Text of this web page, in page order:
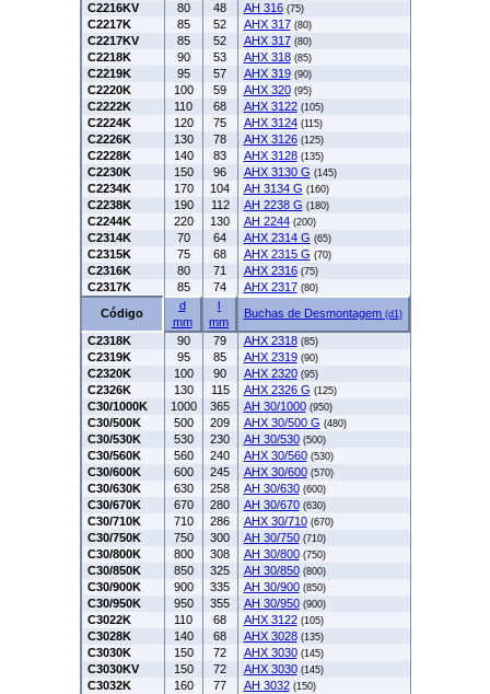
C2216KV 80 48 AH 316 (75)
C2217K 85 52 AHX 317 (80)
C2217KV 85 52 AHX 317 (80)
C2218K 90 53 AHX 318 (85)
C2219K 95 57 AHX 319 (90)
C2220K 100 59 AHX 320 (95)
C2222K 110 68 AHX 3122 (105)
C2224K 120 75 AHX 3124 (115)
C2226K 130 78 AHX 3126 (125)
C2228K 140 83 AHX 3128 (135)
C2230K 150 96 AHX 3130 G (145)
C2234K 170 104 AH 3134 G (160)
C2238K 190 112 AH 2238 G (180)
C2244K 220 130 AH 2244 (200)
C2314K 70 64 AHX 2314 G (65)
C2315K 75 68 AHX 2315 G (70)
C2316K 80 71 AHX 2316 (75)
C2317K 85 74 AHX 2317 (80)
Código
d
mm
l
mm
Buchas de Desmontagem (d1)
C2318K 90 79 AHX 2318 (85)
C2319K 95 85 AHX 2319 (90)
C2320K 100 90 AHX 2320 (95)
C2326K 130 115 AHX 2326 G (125)
C30/1000K 1000 365 AH 30/1000 (950)
C30/500K 500 209 AHX 30/500 G (480)
C30/530K 530 230 AH 30/530 (500)
C30/560K 560 240 AHX 30/560 (530)
C30/600K 600 245 AHX 30/600 (570)
C30/630K 630 258 AH 30/630 (600)
C30/670K 670 280 AH 30/670 (630)
C30/710K 710 286 AHX 30/710 (670)
C30/750K 750 300 AH 30/750 (710)
C30/800K 800 308 AH 30/800 (750)
C30/850K 850 325 AH 30/850 (800)
C30/900K 900 335 AH 30/900 (850)
C30/950K 950 355 AH 30/950 (900)
C3022K 110 68 AHX 3122 (105)
C3028K 140 68 AHX 3028 (135)
C3030K 150 72 AHX 3030 (145)
C3030KV 150 72 AHX 3030 (145)
C3032K 160 77 AH 3032 (150)